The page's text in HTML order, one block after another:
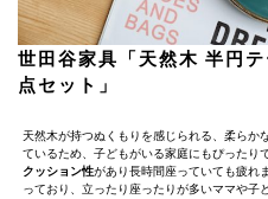
世田谷家具「天然木 半円
点セット」
天然木が持つぬくもりを感じられる、柔らか
ているため、子どもがいる家庭にもぴったり
クッション性があり長時間座っていても疲れ
っており、立ったり座ったりが多いママや子